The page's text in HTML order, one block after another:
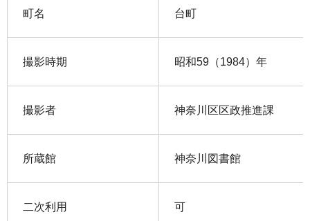
町名 台町
撮影時期 昭和59（1984）年
撮影者 神奈川区区政推進課
所蔵館 神奈川図書館
二次利用 可